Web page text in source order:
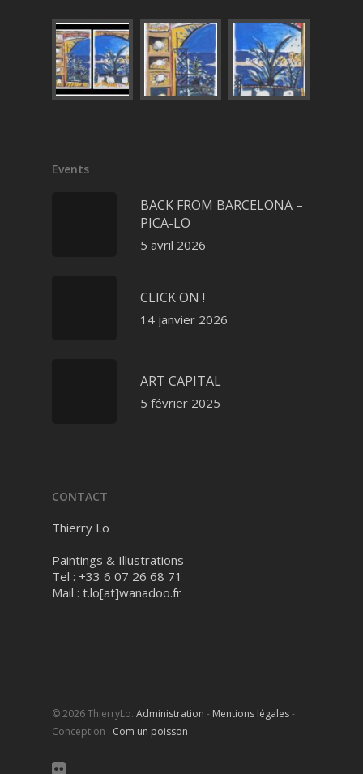
Events
BACK FROM BARCELONA –
PICA-LO
5 avril 2026
CLICK ON !
14 janvier 2026
ART CAPITAL
5 février 2025
CONTACT
Thierry Lo
Paintings & Illustrations
Tel : +33 6 07 26 68 71
Mail : t.lo[at]wanadoo.fr
© 2026 ThierryLo. Administration - Mentions légales-
Conception : Com un poisson